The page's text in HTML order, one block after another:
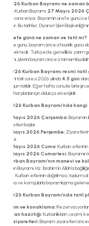
1. 2026 Kurban Bayramı ne
2026 Kurban Bayramı, 27 Mayıs 2026
günü sona eriyor. Bayramın arefe günü
geliyor. Bu tarihler, Diyanet İşleri
2. Arefe günü ne zaman ve tatil mi?
Arefe günü, bayram öncesi hazırlık günü
gelmektedir. Türkiye’de genellikle yarım
çalışanı, işlerini bayram öncesi
3. 2026 Kurban Bayramı resmi
Resmî tatil süresi 2026 yılında 4,5 gün
tam gün tatildir. Eğer hafta sonu ile
seyahat planları için oldukça elverişlidir.
4. 2026 Kurban Bayramı’nda
27 Mayıs 2026 Çarşamba:
ziyaretleri başlar.
28 Mayıs 2026 Perşembe:
gündür.
29 Mayıs 2026 Cuma:Kurban etlerinin
30 Mayıs 2026 Cumartesi:Bayramın
5. Kurban Bayramı’nın manevi ve
Kurban Bayramı, Hz. İbrahim’in Allah’a
eder. Kurban etlerinin dağıtılması,
akraba ve komşularla bayramlaşma
6. 2026 Kurban Bayramı’nda tatil
Ulaşım ve konaklama:Rezervasyonlar
Kurban hazırlığı:Kurbanlıkların seçimi,
Aile ziyaretleri:Bayram ziyaretleri